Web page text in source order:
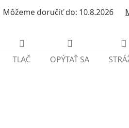
Môžeme doručiť do: 10.8.2026
TLAČ OPÝTAŤ SA